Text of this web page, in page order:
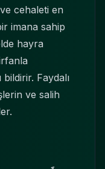
cehaleti en
imana sahip
hayra
Faydalı
ve salih